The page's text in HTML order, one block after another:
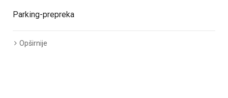
Parking-prepreka
Opširnije